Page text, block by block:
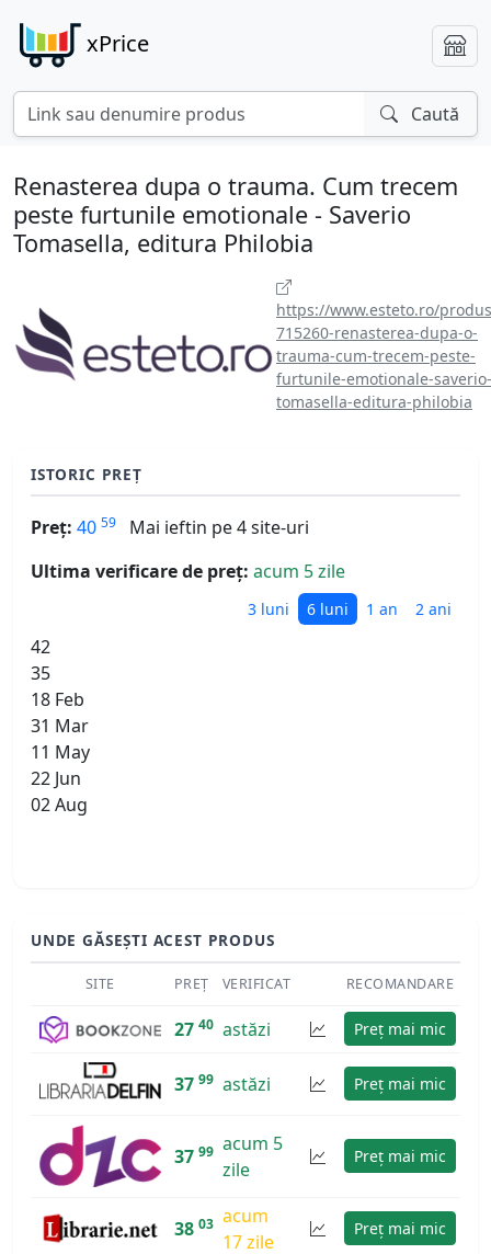
xPrice
Caută
Renasterea dupa o trauma. Cum trecem
peste furtunile emotionale - Saverio
Tomasella, editura Philobia
https://www.esteto.ro/
715260-renasterea-dupa-o-
trauma-cum-trecem-peste-
furtunile-emotionale-saverio-
tomasella-editura-philobia
ISTORIC PREȚ
Preț: 40 59
Mai ieftin pe 4 site-uri
Ultima verificare de preț: acum 5 zile
3 luni 6 luni 1 an 2 ani
42
35
18 Feb
31 Mar
11 May
22 Jun
02 Aug
UNDE GĂSEȘTI ACEST PRODUS
SITE PREȚ VERIFICAT RECOMANDARE
27 40 astăzi Preț mai mic
37 99 astăzi Preț mai mic
37 99 acum 5
zile
Preț mai mic
38 03 acum
17 zile
Preț mai mic